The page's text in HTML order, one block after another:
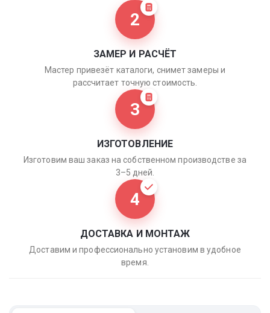
2
ЗАМЕР И РАСЧЁТ
Мастер привезёт каталоги, снимет замеры и
рассчитает точную стоимость.
3
ИЗГОТОВЛЕНИЕ
Изготовим ваш заказ на собственном производстве за
3–5 дней.
4
ДОСТАВКА И МОНТАЖ
Доставим и профессионально установим в удобное
время.